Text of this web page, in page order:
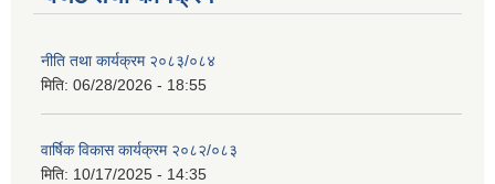
नीति तथा कार्यक्रम २०८३/०८४
मिति: 06/28/2026 - 18:55
वार्षिक विकास कार्यक्रम २०८२/०८३
मिति: 10/17/2025 - 14:35